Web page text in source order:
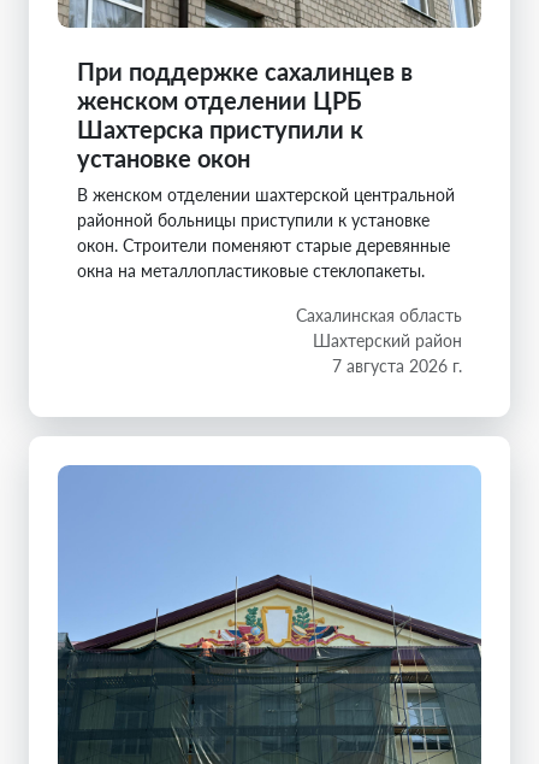
При поддержке сахалинцев в
женском отделении ЦРБ
Шахтерска приступили к
установке окон
В женском отделении шахтерской центральной
районной больницы приступили к установке
окон. Строители поменяют старые деревянные
окна на металлопластиковые стеклопакеты.
Сахалинская область
Шахтерский район
7 августа 2026 г.